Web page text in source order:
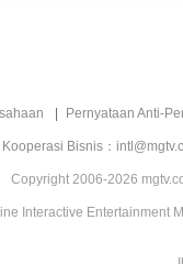
Pernyataan Anti-
Kooperasi Bisnis：
Copyright 2006-2026
Interactive Entertainment